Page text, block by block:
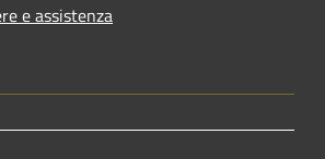
e assistenza